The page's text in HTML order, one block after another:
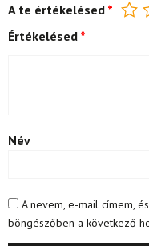
A te értékelésed *
Értékelésed *
Név
A nevem, e-mail címem,
böngészőben a következő